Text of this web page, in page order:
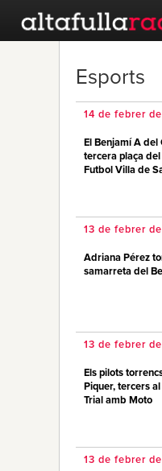
Esports
14 de febrer
El Benjamí A del
tercera plaça
Futbol Villa de
13 de febrer
Adriana Pérez
samarreta del
13 de febrer
Els pilots
Piquer, tercers
Trial amb Moto
13 de febrer